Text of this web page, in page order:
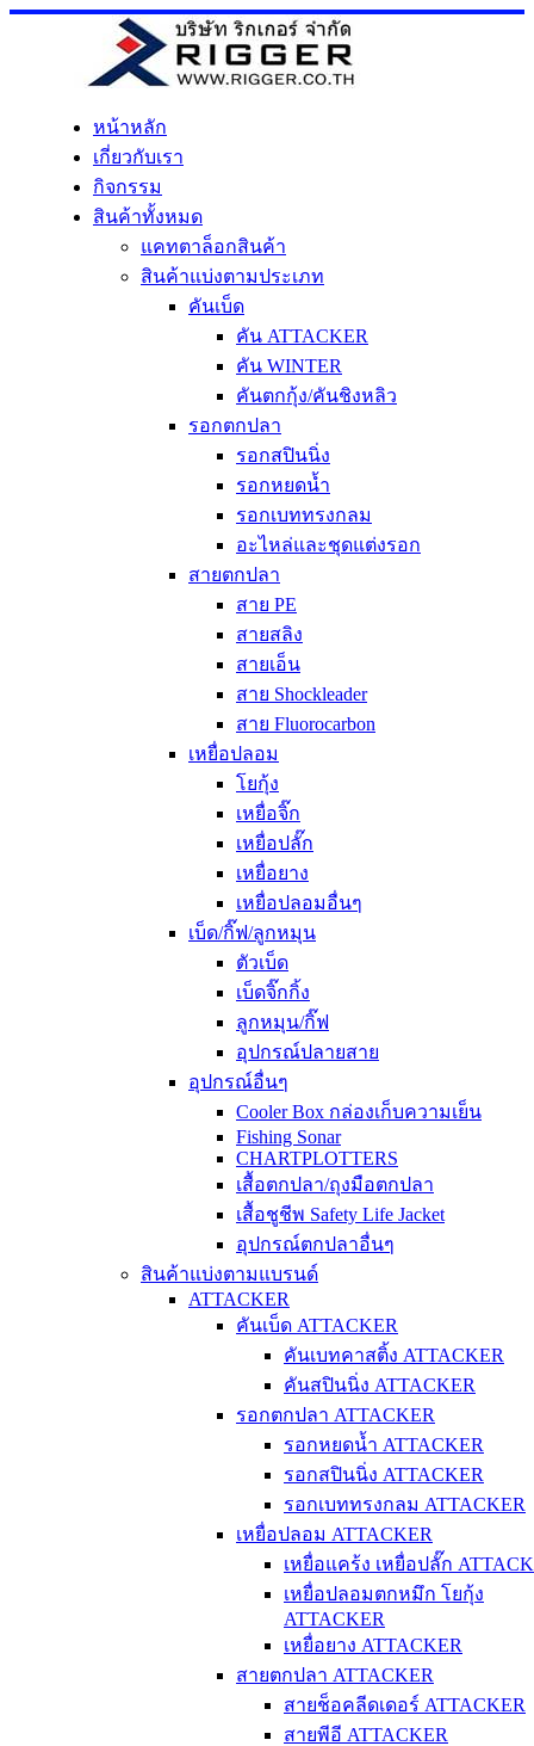
Skip
หน้าหลัก
เกี่ยวกับเรา
กิจกรรม
สินค้าทั้งหมด
แคทตาล็อกสินค้า
สินค้าแบ่งตามประเภท
คันเบ็ด
คัน ATTACKER
คัน WINTER
คันตกกุ้ง/คันชิงหลิว
รอกตกปลา
รอกสปินนิ่ง
รอกหยดน้ำ
รอกเบททรงกลม
อะไหล่และชุดแต่งรอก
สายตกปลา
สาย PE
สายสลิง
สายเอ็น
สาย Shockleader
สาย Fluorocarbon
เหยื่อปลอม
โยกุ้ง
เหยื่อจิ๊ก
เหยื่อปลั๊ก
เหยื่อยาง
เหยื่อปลอมอื่นๆ
เบ็ด/กิ๊ฟ/ลูกหมุน
ตัวเบ็ด
เบ็ดจิ๊กกิ้ง
ลูกหมุน/กิ๊ฟ
อุปกรณ์ปลายสาย
อุปกรณ์อื่นๆ
Cooler Box กล่องเก็บความเย็น
Fishing Sonar
CHARTPLOTTERS
เสื้อตกปลา/ถุงมือตกปลา
เสื้อชูชีพ Safety Life Jacket
อุปกรณ์ตกปลาอื่นๆ
สินค้าแบ่งตามแบรนด์
ATTACKER
คันเบ็ด ATTACKER
คันเบทคาสติ้ง ATTACKER
คันสปินนิ่ง ATTACKER
รอกตกปลา ATTACKER
รอกหยดน้ำ ATTACKER
รอกสปินนิ่ง ATTACKER
รอกเบททรงกลม ATTACKER
เหยื่อปลอม ATTACKER
เหยื่อแคร้ง เหยื่อปลั๊ก
เหยื่อปลอมตกหมึก โยกุ้ง
ATTACKER
เหยื่อยาง ATTACKER
สายตกปลา ATTACKER
สายช็อคลีดเดอร์ ATTACKER
สายพีอี ATTACKER